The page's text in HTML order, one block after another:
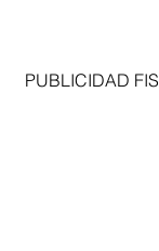
PUBLICIDAD